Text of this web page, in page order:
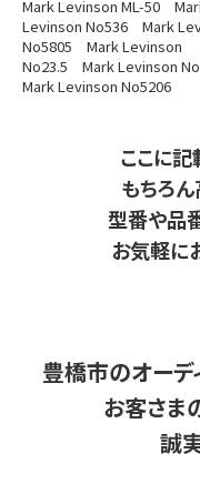
Mark Levinson ML-50
Levinson No536
Mark
No5805
Mark Levinson
No23.5
Mark Levinson
Mark Levinson No5206
ここに
もちろ
型番や品
お気軽に
豊橋市のオーデ
お客さま
誠